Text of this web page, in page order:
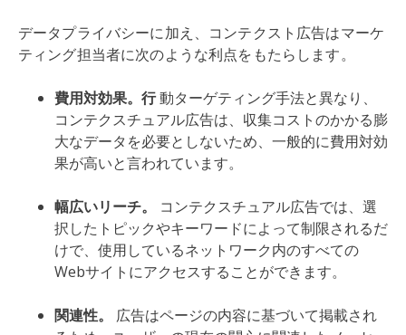
データプライバシーに加え、コンテクスト広告はマーケ
ティング担当者に次のような利点をもたらします。
費用対効果。行動ターゲティング手法と異なり、
コンテクスチュアル広告は、収集コストのかかる膨
大なデータを必要としないため、一般的に費用対効
果が高いと言われています。
幅広いリーチ。 コンテクスチュアル広告では、選
択したトピックやキーワードによって制限されるだ
けで、使用しているネットワーク内のすべての
Webサイトにアクセスすることができます。
関連性。 広告はページの内容に基づいて掲載され